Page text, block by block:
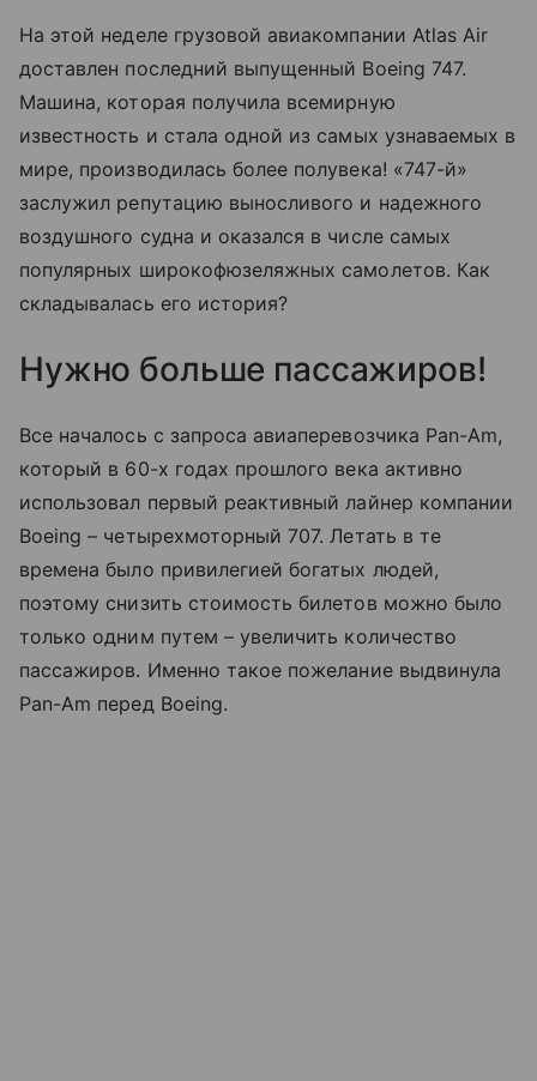
На этой неделе грузовой авиакомпании Atlas Air
доставлен последний выпущенный Boeing 747.
Машина, которая получила всемирную
известность и стала одной из самых узнаваемых в
мире, производилась более полувека! «747-й»
заслужил репутацию выносливого и надежного
воздушного судна и оказался в числе самых
популярных широкофюзеляжных самолетов. Как
складывалась его история?
Нужно больше пассажиров!
Все началось с запроса авиаперевозчика Pan-Am,
который в 60-х годах прошлого века активно
использовал первый реактивный лайнер компании
Boeing – четырехмоторный 707. Летать в те
времена было привилегией богатых людей,
поэтому снизить стоимость билетов можно было
только одним путем – увеличить количество
пассажиров. Именно такое пожелание выдвинула
Pan-Am перед Boeing.